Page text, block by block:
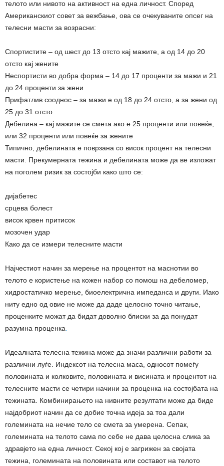
телото или нивото на активност на една личност. Според
Американскиот совет за вежбање, ова се очекуваните опсег на
телесни масти за возрасни:
Спортистите – од шест до 13 отсто кај мажите, а од 14 до 20
отсто кај жените
Неспортисти во добра форма – 14 до 17 проценти за мажи и 21
до 24 проценти за жени
Прифатлив сооднос – за мажи е од 18 до 24 отсто, а за жени од
25 до 31 отсто
Дебелина – кај мажите се смета ако е 25 проценти или повеќе,
или 32 проценти или повеќе за жените
Типично, дебелината е поврзана со висок процент на телесни
масти. Прекумерната тежина и дебелината може да ве изложат
на поголем ризик за состојби како што се:
дијабетес
срцева болест
висок крвен притисок
мозочен удар
Како да се измери телесните масти
Најчестиот начин за мерење на процентот на маснотии во
телото е користење на кожен набор со помош на дебеломер,
хидростатичко мерење, биоелектрична импеданса и други. Иако
ниту едно од овие не може да даде целосно точно читање,
проценките можат да бидат доволно блиски за да понудат
разумна проценка
Идеалната телесна тежина може да значи различни работи за
различни луѓе. Индексот на телесна маса, односот помеѓу
половината и колковите, половината и висината и процентот на
телесните масти се четири начини за проценка на состојбата на
тежината. Комбинирањето на нивните резултати може да биде
најдобриот начин да се добие точна идеја за тоа дали
големината на нечие тело се смета за умерена. Сепак,
големината на телото сама по себе не дава целосна слика за
здравјето на една личност. Секој кој е загрижен за својата
тежина, големината на половината или составот на телото